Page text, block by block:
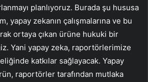
planlıyoruz. Burada şu hususa
yapay zekanın çalışmalarına ve bu
ortaya çıkan ürüne hukuki bir
Yani yapay zeka, raportörlerimize
katkılar sağlayacak. Yapay
raportörler tarafından mutlaka